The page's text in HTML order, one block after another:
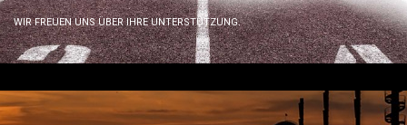
WIR FREUEN UNS ÜBER IHRE UNTERSTÜTZUNG.